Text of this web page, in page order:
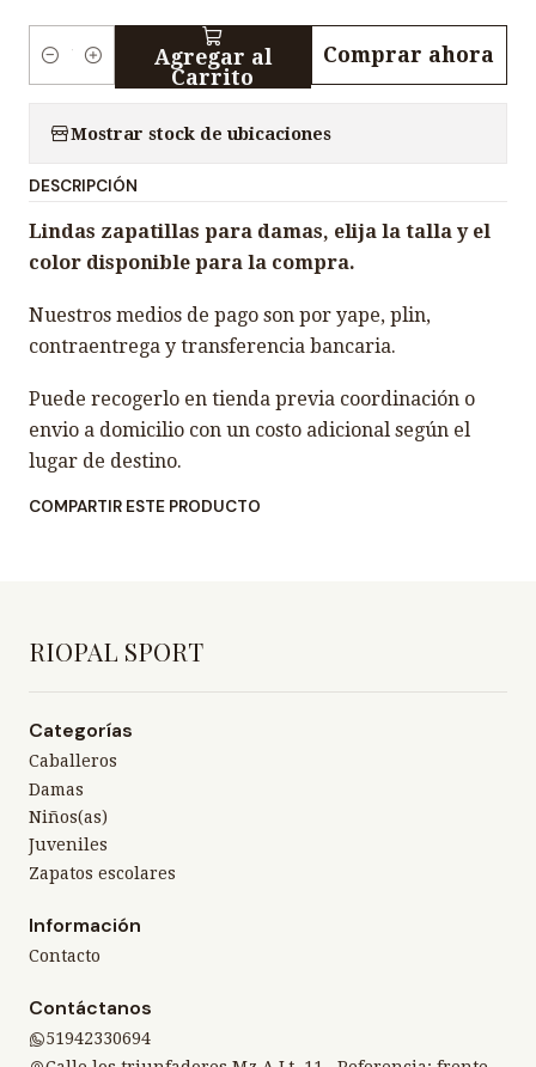
i
d
a
Agregar al
Carrito
Comprar ahora
Mostrar stock de ubicaciones
DESCRIPCIÓN
Lindas zapatillas para damas, elija la talla y el
color disponible para la compra.
Nuestros medios de pago son por yape, plin,
contraentrega y transferencia bancaria.
Puede recogerlo en tienda previa coordinación o
envio a domicilio con un costo adicional según el
lugar de destino.
COMPARTIR ESTE PRODUCTO
RIOPAL SPORT
Categorías
Caballeros
Damas
Niños(as)
Juveniles
Zapatos escolares
Información
Contacto
Contáctanos
51942330694